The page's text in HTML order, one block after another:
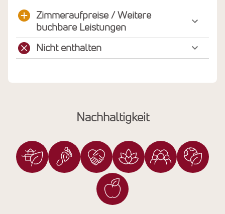
Nachhaltigkeit
Zimmeraufpreise / Weitere
buchbare Leistungen
Nicht enthalten